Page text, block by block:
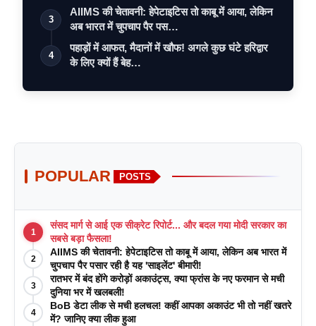
3
AIIMS की चेतावनी: हेपेटाइटिस तो काबू में आया, लेकिन
अब भारत में चुपचाप पैर पस…
4
पहाड़ों में आफत, मैदानों में खौफ! अगले कुछ घंटे हरिद्वार
के लिए क्यों हैं बेह…
POPULAR POSTS
1
संसद मार्ग से आई एक सीक्रेट रिपोर्ट... और बदल गया मोदी सरकार का
सबसे बड़ा फैसला!
2
AIIMS की चेतावनी: हेपेटाइटिस तो काबू में आया, लेकिन अब भारत में
चुपचाप पैर पसार रही है यह 'साइलेंट' बीमारी!
3
रातभर में बंद होंगे करोड़ों अकाउंट्स, क्या फ्रांस के नए फरमान से मची
दुनिया भर में खलबली!
4
BoB डेटा लीक से मची हलचल! कहीं आपका अकाउंट भी तो नहीं खतरे
में? जानिए क्या लीक हुआ